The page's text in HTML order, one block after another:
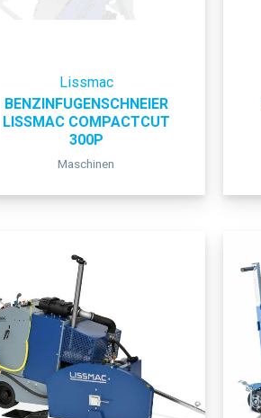
Lissmac
BENZINFUGENSCHNEIER
LISSMAC COMPACTCUT
300P
Maschinen